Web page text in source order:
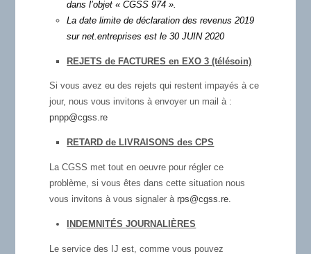
dans l’objet « CGSS 974 ».
La date limite de déclaration des revenus 2019
sur net.entreprises est le 30 JUIN 2020
REJETS de FACTURES en EXO 3 (télésoin)
Si vous avez eu des rejets qui restent impayés à ce
jour, nous vous invitons à envoyer un mail à :
pnpp@cgss.re
RETARD de LIVRAISONS des CPS
La CGSS met tout en oeuvre pour régler ce
problème, si vous êtes dans cette situation nous
vous invitons à vous signaler à rps@cgss.re.
INDEMNITÉS JOURNALIÈRES
Le service des IJ est, comme vous pouvez